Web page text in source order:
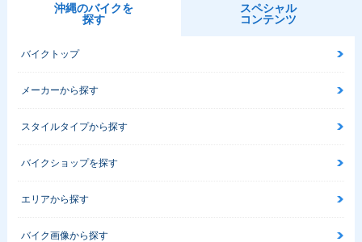
沖縄のバイクを
探す
スペシャル
コンテンツ
バイクトップ
メーカーから探す
スタイルタイプから探す
バイクショップを探す
エリアから探す
バイク画像から探す